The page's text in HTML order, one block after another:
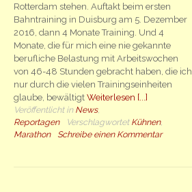
Rotterdam stehen. Auftakt beim ersten
Bahntraining in Duisburg am 5. Dezember
2016, dann 4 Monate Training. Und 4
Monate, die für mich eine nie gekannte
berufliche Belastung mit Arbeitswochen
von 46-48 Stunden gebracht haben, die ich
nur durch die vielen Trainingseinheiten
glaube, bewältigtWeiterlesen [...]
Veröffentlicht in News,
Reportagen
Verschlagwortet Kühnen,
Marathon
Schreibe einen Kommentar